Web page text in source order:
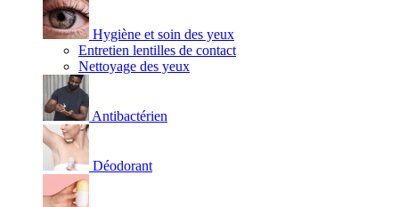
Hygiène et soin des yeux
Entretien lentilles de contact
Nettoyage des yeux
Antibactérien
Déodorant